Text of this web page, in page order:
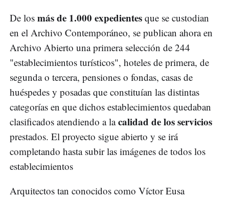
De los más de 1.000 expedientes que se custodian
en el Archivo Contemporáneo, se publican ahora en
Archivo Abierto una primera selección de 244
"establecimientos turísticos", hoteles de primera, de
segunda o tercera, pensiones o fondas, casas de
huéspedes y posadas que constituían las distintas
categorías en que dichos establecimientos quedaban
clasificados atendiendo a lacalidad de los servicios
prestados. El proyecto sigue abierto y se irá
completando hasta subir las imágenes de todos los
establecimientos
Arquitectos tan conocidos como Víctor Eusa